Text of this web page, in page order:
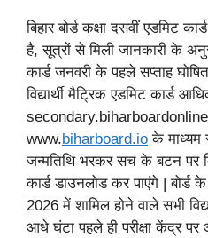
बिहार बोर्ड कक्षा दसवीं एडमिट
है, सूत्रों से मिली जानकारी के
कार्ड जनवरी के पहले सप्ताह
विद्यार्थी मैट्रिक एडमिट कार्ड
www.biharboard.io के माध्यम
जन्मतिथि भरकर सच के बटन पर
कार्ड डाउनलोड कर पाएंगे | बोर्ड के
2026 में शामिल होने वाले सभी
आधे घंटा पहले ही परीक्षा केंद्र